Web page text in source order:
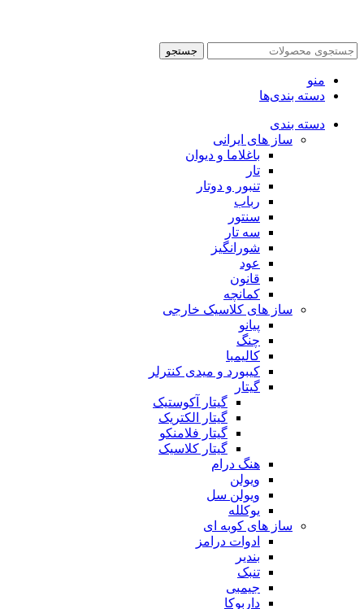
جستجو
منو
دسته بندی‌ها
دسته بندی
ساز های ایرانی
باغلاما و دیوان
تار
تنبور و دوتار
رباب
سنتور
سه تار
شورانگیز
عود
قانون
کمانچه
ساز های کلاسیک خارجی
پیانو
چنگ
کالیمبا
کیبورد و میدی کنترلر
گیتار
گیتار آکوستیک
گیتار الکتریک
گیتار فلامنکو
گیتار کلاسیک
هنگ درام
ویولن
ویولن سل
یوکلله
ساز های کوبه ای
ادوات درامز
بندیر
تنبک
جیمبی
داربوکا